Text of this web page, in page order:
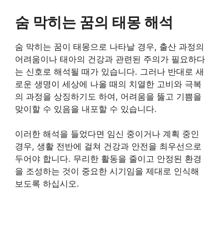
숨 막히는 꿈의 태몽 해석
숨 막히는 꿈이 태몽으로 나타날 경우, 출산 과정의
어려움이나 태아의 건강과 관련된 주의가 필요하다
는 신호로 해석될 때가 있습니다. 그러나 반대로 새
로운 생명이 세상에 나올 때의 치열한 고비와 극복
의 과정을 상징하기도 하여, 어려움을 뚫고 기쁨을
맞이할 수 있음을 내포할 수 있습니다.
이러한 해석을 들었다면 임신 중이거나 계획 중인
경우, 생활 전반에 걸쳐 건강과 안전을 최우선으로
두어야 합니다. 무리한 활동을 줄이고 안정된 환경
을 조성하는 것이 중요한 시기임을 제대로 인식해
보도록 하십시오.